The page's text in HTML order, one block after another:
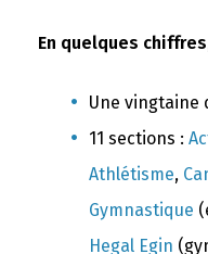
En quelques
Une vingtaine
11 sections :
Athlétisme,
Gymnastique
Hegal Egin